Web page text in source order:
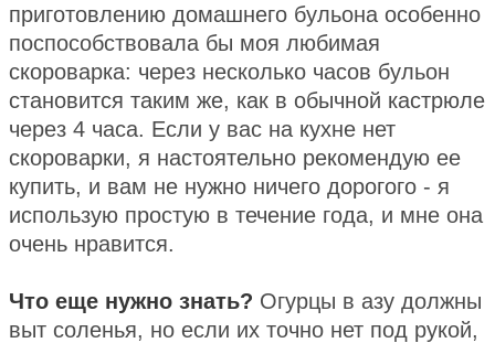
приготовлению домашнего бульона особенно
поспособствовала бы моя любимая
скороварка: через несколько часов бульон
становится таким же, как в обычной кастрюле
через 4 часа. Если у вас на кухне нет
скороварки, я настоятельно рекомендую ее
купить, и вам не нужно ничего дорогого - я
использую простую в течение года, и мне она
очень нравится.
Что еще нужно знать? Огурцы в азу должны
выт соленья, но если их точно нет под рукой,